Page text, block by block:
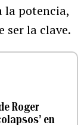
la potencia,
ser la clave.
Roger
en